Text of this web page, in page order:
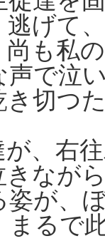
逃げて
尚も私
声で泣
き切つ
、右
きなが
が、
まるで